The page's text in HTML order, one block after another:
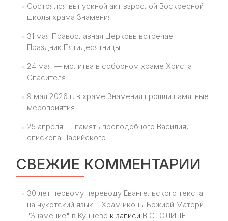
Состоялся выпускной акт взрослой Воскресной
школы храма Знамения
31 мая Православная Церковь встречает
Праздник Пятидесятницы
24 мая — молитва в соборном храме Христа
Спасителя
9 мая 2026 г. в храме Знамения прошли памятные
мероприятия
25 апреля — память преподобного Василия,
епископа Парийского
СВЕЖИЕ КОММЕНТАРИИ
30 лет первому переводу Евангельского текста
на чукотский язык – Храм иконы Божией Матери
"Знамение" в Кунцеве к записи В СТОЛИЦЕ